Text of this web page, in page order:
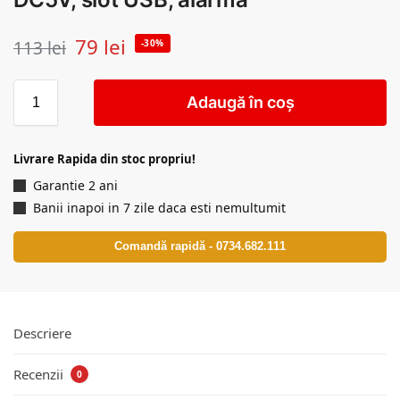
113lei 79 lei -30%
Adaugă în coș
Livrare Rapida din stoc propriu!
Garantie 2 ani
Banii inapoi in 7 zile daca esti nemultumit
Comandă rapidă - 0734.682.111
Descriere
Recenzii 0